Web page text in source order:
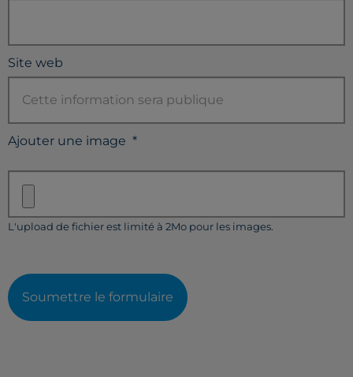
Site web
Ajouter une image *
L'upload de fichier est limité à 2Mo pour les images.
Soumettre le formulaire